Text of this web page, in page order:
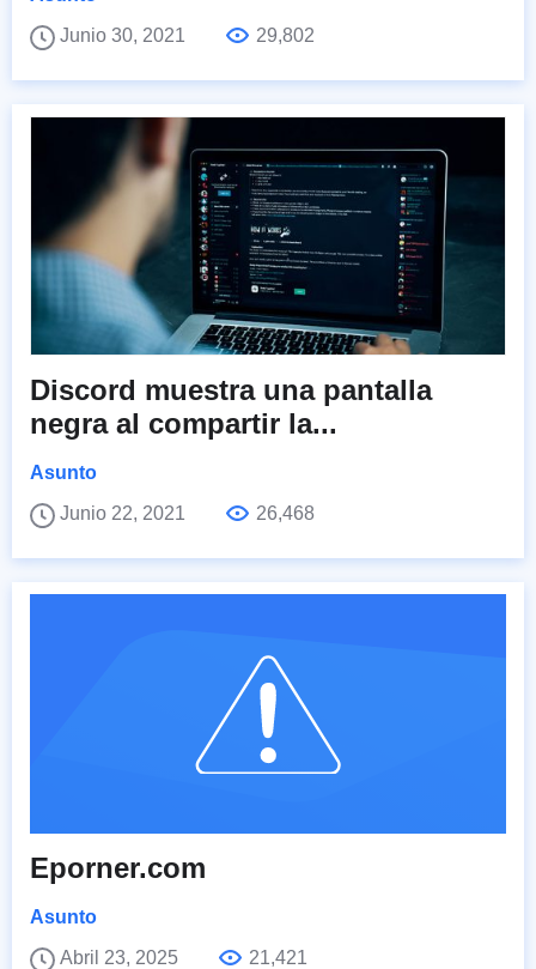
Junio 30, 2021
29,802
Discord muestra una pantalla
negra al compartir la...
Asunto
Junio 22, 2021
26,468
Eporner.com
Asunto
Abril 23, 2025
21,421